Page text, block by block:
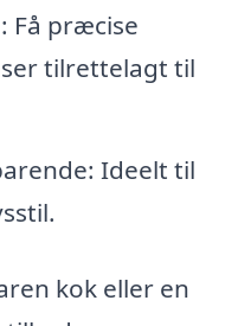
Få præcise
tilrettelagt til
Ideelt til
kok eller en